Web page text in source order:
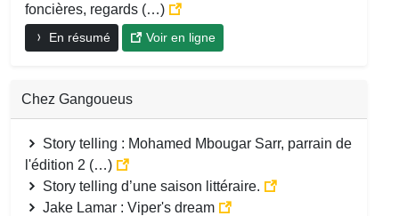
foncières, regards (…)
En résumé Voir en ligne
Chez Gangoueus
Story telling : Mohamed Mbougar Sarr, parrain de
l'édition 2 (…)
Story telling d’une saison littéraire.
Jake Lamar : Viper's dream